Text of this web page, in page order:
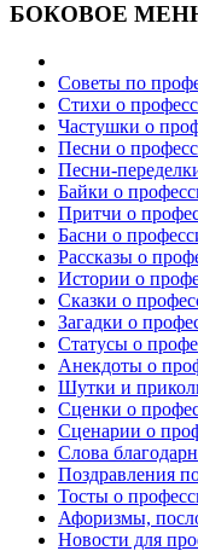
БОКОВОЕ
Советы по
Стихи о
Частушки о
Песни о
Песни-
Байки о
Притчи о
Басни о
Рассказы о
Истории о
Сказки о
Загадки о
Статусы о
Анекдоты о
Шутки и
Сценки о
Сценарии о
Слова
Поздравления
Тосты о
Афоризмы,
Новости для